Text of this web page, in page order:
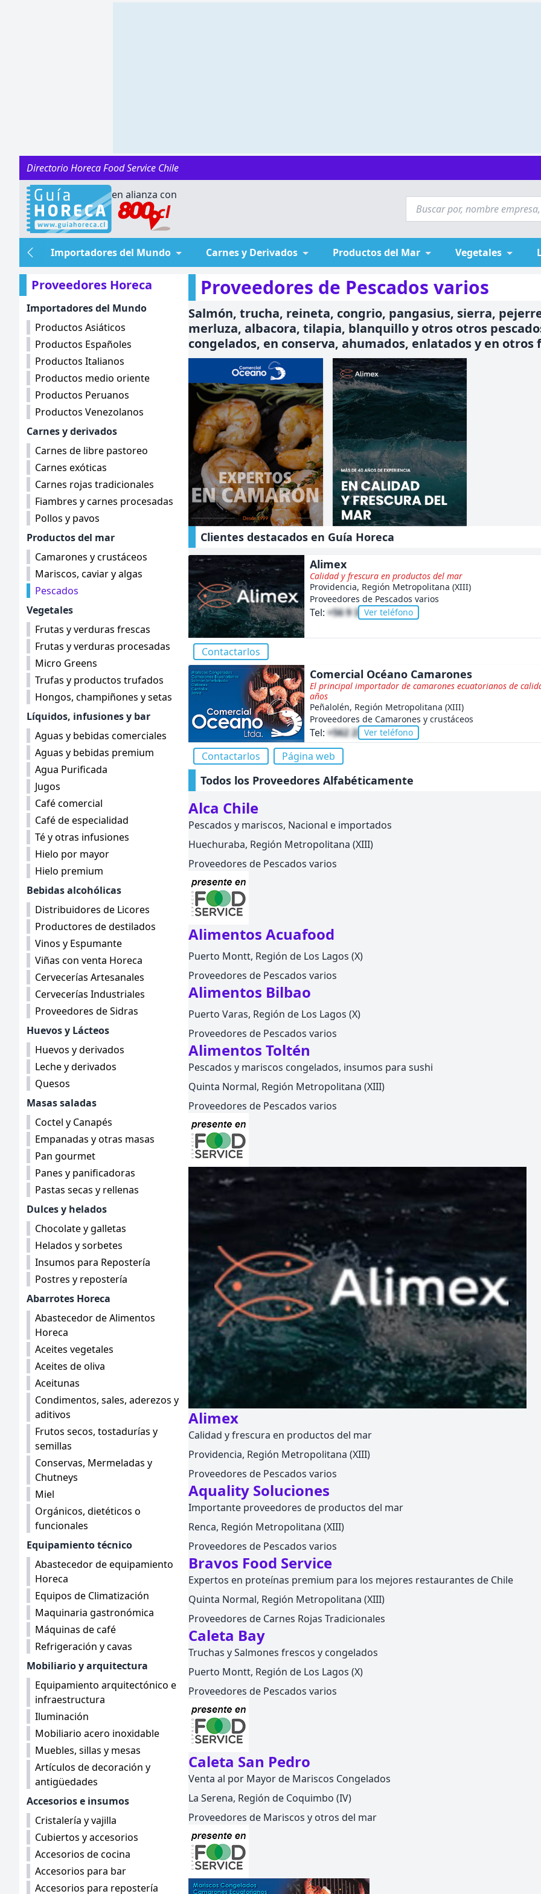
Directorio Horeca Food Service Chile
en alianza con
Importadores del Mundo Carnes y Derivados Productos del Mar Vegetales
Proveedores Horeca
Importadores del Mundo
Productos Asiáticos
Productos Españoles
Productos Italianos
Productos medio oriente
Productos Peruanos
Productos Venezolanos
Carnes y derivados
Carnes de libre pastoreo
Carnes exóticas
Carnes rojas tradicionales
Fiambres y carnes procesadas
Pollos y pavos
Productos del mar
Camarones y crustáceos
Mariscos, caviar y algas
Pescados
Vegetales
Frutas y verduras frescas
Frutas y verduras procesadas
Micro Greens
Trufas y productos trufados
Hongos, champiñones y setas
Líquidos, infusiones y bar
Aguas y bebidas comerciales
Aguas y bebidas premium
Agua Purificada
Jugos
Café comercial
Café de especialidad
Té y otras infusiones
Hielo por mayor
Hielo premium
Bebidas alcohólicas
Distribuidores de Licores
Productores de destilados
Vinos y Espumante
Viñas con venta Horeca
Cervecerías Artesanales
Cervecerías Industriales
Proveedores de Sidras
Huevos y Lácteos
Huevos y derivados
Leche y derivados
Quesos
Masas saladas
Coctel y Canapés
Empanadas y otras masas
Pan gourmet
Panes y panificadoras
Pastas secas y rellenas
Dulces y helados
Chocolate y galletas
Helados y sorbetes
Insumos para Repostería
Postres y repostería
Abarrotes Horeca
Abastecedor de Alimentos
Horeca
Aceites vegetales
Aceites de oliva
Aceitunas
Condimentos, sales, aderezos y
aditivos
Frutos secos, tostadurías y
semillas
Conservas, Mermeladas y
Chutneys
Miel
Orgánicos, dietéticos o
funcionales
Equipamiento técnico
Abastecedor de equipamiento
Horeca
Equipos de Climatización
Maquinaria gastronómica
Máquinas de café
Refrigeración y cavas
Mobiliario y arquitectura
Equipamiento arquitectónico e
infraestructura
Iluminación
Mobiliario acero inoxidable
Muebles, sillas y mesas
Artículos de decoración y
antigüedades
Accesorios e insumos
Cristalería y vajilla
Cubiertos y accesorios
Accesorios de cocina
Accesorios para bar
Accesorios para repostería
Proveedores de Pescados varios
Salmón, trucha, reineta, congrio, pangasius, sierra,
merluza, albacora, tilapia, blanquillo y otros otros
congelados, en conserva, ahumados, enlatados y en otros
Comercial
Océano
Camarones
Alimex
Clientes destacados en Guía Horeca
Alimex
Calidad y frescura en productos del mar
Providencia, Región Metropolitana (XIII)
Proveedores de Pescados varios
Tel: +56 9 3253 2560
Ver teléfono
Contactarlos
Comercial Océano Camarones
El principal importador de camarones ecuatorianos de
años
Peñalolén, Región Metropolitana (XIII)
Proveedores de Camarones y crustáceos
Tel: +562 2358 4976
Ver teléfono
Contactarlos Página web
Todos los Proveedores Alfabéticamente
Alca Chile
Pescados y mariscos, Nacional e importados
Huechuraba, Región Metropolitana (XIII)
Proveedores de Pescados varios
Alimentos Acuafood
Puerto Montt, Región de Los Lagos (X)
Proveedores de Pescados varios
Alimentos Bilbao
Puerto Varas, Región de Los Lagos (X)
Proveedores de Pescados varios
Alimentos Toltén
Pescados y mariscos congelados, insumos para sushi
Quinta Normal, Región Metropolitana (XIII)
Proveedores de Pescados varios
Alimex
Calidad y frescura en productos del mar
Providencia, Región Metropolitana (XIII)
Proveedores de Pescados varios
Aquality Soluciones
Importante proveedores de productos del mar
Renca, Región Metropolitana (XIII)
Proveedores de Pescados varios
Bravos Food Service
Expertos en proteínas premium para los mejores restaurantes de Chile
Quinta Normal, Región Metropolitana (XIII)
Proveedores de Carnes Rojas Tradicionales
Caleta Bay
Truchas y Salmones frescos y congelados
Puerto Montt, Región de Los Lagos (X)
Proveedores de Pescados varios
Caleta San Pedro
Venta al por Mayor de Mariscos Congelados
La Serena, Región de Coquimbo (IV)
Proveedores de Mariscos y otros del mar